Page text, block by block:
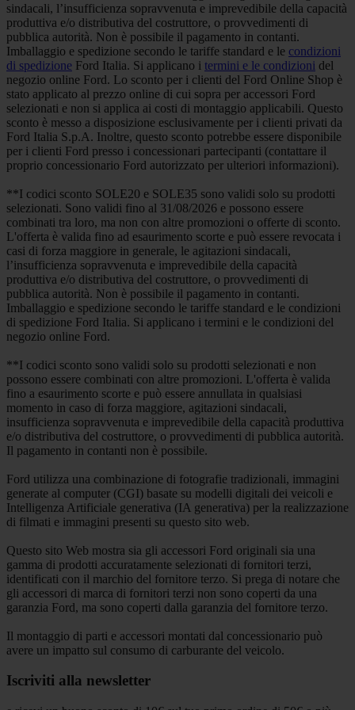
sindacali, l’insufficienza sopravvenuta e imprevedibile della capacità
produttiva e/o distributiva del costruttore, o provvedimenti di
pubblica autorità. Non è possibile il pagamento in contanti.
Imballaggio e spedizione secondo le tariffe standard e le condizioni
di spedizione Ford Italia. Si applicano i termini e le condizioni del
negozio online Ford. Lo sconto per i clienti del Ford Online Shop è
stato applicato al prezzo online di cui sopra per accessori Ford
selezionati e non si applica ai costi di montaggio applicabili. Questo
sconto è messo a disposizione esclusivamente per i clienti privati da
Ford Italia S.p.A. Inoltre, questo sconto potrebbe essere disponibile
per i clienti Ford presso i concessionari partecipanti (contattare il
proprio concessionario Ford autorizzato per ulteriori informazioni).
**I codici sconto SOLE20 e SOLE35 sono validi solo su prodotti
selezionati. Sono validi fino al 31/08/2026 e possono essere
combinati tra loro, ma non con altre promozioni o offerte di sconto.
L'offerta è valida fino ad esaurimento scorte e può essere revocata i
casi di forza maggiore in generale, le agitazioni sindacali,
l’insufficienza sopravvenuta e imprevedibile della capacità
produttiva e/o distributiva del costruttore, o provvedimenti di
pubblica autorità. Non è possibile il pagamento in contanti.
Imballaggio e spedizione secondo le tariffe standard e le condizioni
di spedizione Ford Italia. Si applicano i termini e le condizioni del
negozio online Ford.
**I codici sconto sono validi solo su prodotti selezionati e non
possono essere combinati con altre promozioni. L'offerta è valida
fino a esaurimento scorte e può essere annullata in qualsiasi
momento in caso di forza maggiore, agitazioni sindacali,
insufficienza sopravvenuta e imprevedibile della capacità produttiva
e/o distributiva del costruttore, o provvedimenti di pubblica autorità.
Il pagamento in contanti non è possibile.
Ford utilizza una combinazione di fotografie tradizionali, immagini
generate al computer (CGI) basate su modelli digitali dei veicoli e
Intelligenza Artificiale generativa (IA generativa) per la realizzazione
di filmati e immagini presenti su questo sito web.
Questo sito Web mostra sia gli accessori Ford originali sia una
gamma di prodotti accuratamente selezionati di fornitori terzi,
identificati con il marchio del fornitore terzo. Si prega di notare che
gli accessori di marca di fornitori terzi non sono coperti da una
garanzia Ford, ma sono coperti dalla garanzia del fornitore terzo.
Il montaggio di parti e accessori montati dal concessionario può
avere un impatto sul consumo di carburante del veicolo.
Iscriviti alla newsletter